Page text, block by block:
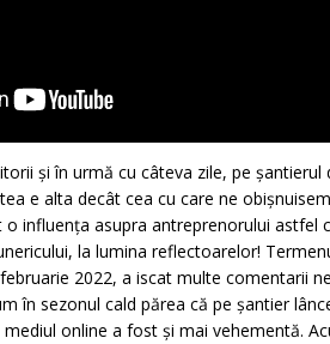
și în urmă cu câteva zile, pe șantierul
e alta decât cea cu care ne
o influența asupra antreprenorului astfel
la lumina reflectoarelor!
2022, a iscat multe comentarii
în sezonul cald părea că pe șantier
online a fost și mai vehementă.